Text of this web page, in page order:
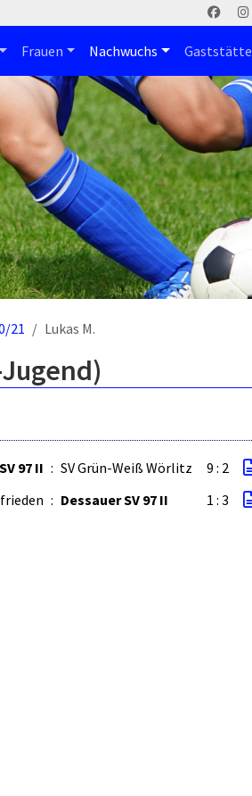
Frauen Nachwuchs Gaststätte
21 Lukas M.
97 II : SV Grün-Weiß Wörlitz 9 : 2
: Dessauer SV 97 II 1 : 3